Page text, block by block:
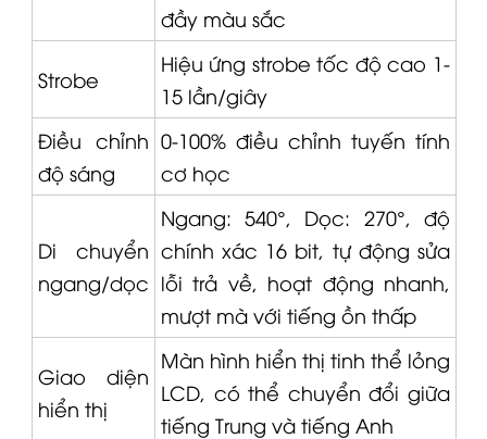
đầy màu sắc
Strobe
Hiệu ứng strobe tốc độ cao 1-
15 lần/giây
Điều chỉnh
độ sáng
0-100% điều chỉnh tuyến tính
cơ học
Di chuyển
ngang/dọc
Ngang: 540°, Dọc: 270°, độ
chính xác 16 bit, tự động sửa
lỗi trả về, hoạt động nhanh,
mượt mà với tiếng ồn thấp
Giao diện
hiển thị
Màn hình hiển thị tinh thể lỏng
LCD, có thể chuyển đổi giữa
tiếng Trung và tiếng Anh